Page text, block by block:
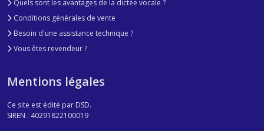
Quels sont les avantages de la dictée vocale ?
Conditions générales de vente
Besoin d'une assistance technique ?
Vous êtes revendeur ?
Mentions légales
Ce site est édité par DSD.
SIREN : 40291822100019